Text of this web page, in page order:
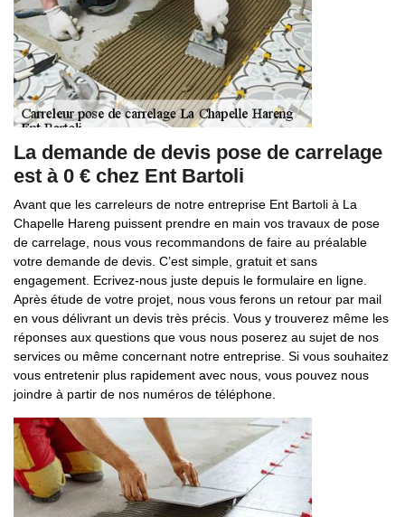
La demande de devis pose de carrelage
est à 0 € chez Ent Bartoli
Avant que les carreleurs de notre entreprise Ent Bartoli à La
Chapelle Hareng puissent prendre en main vos travaux de pose
de carrelage, nous vous recommandons de faire au préalable
votre demande de devis. C’est simple, gratuit et sans
engagement. Ecrivez-nous juste depuis le formulaire en ligne.
Après étude de votre projet, nous vous ferons un retour par mail
en vous délivrant un devis très précis. Vous y trouverez même les
réponses aux questions que vous nous poserez au sujet de nos
services ou même concernant notre entreprise. Si vous souhaitez
vous entretenir plus rapidement avec nous, vous pouvez nous
joindre à partir de nos numéros de téléphone.